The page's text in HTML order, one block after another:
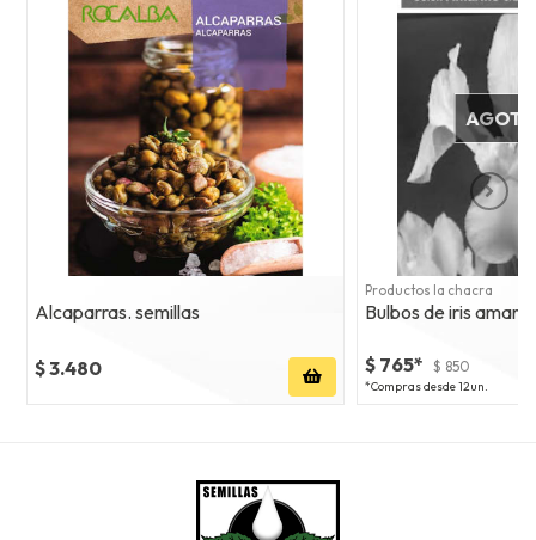
Alcaparras. semillas
$ 3.480
Productos la chacra
Bulbos de iris
$ 765* $ 850
*Compras desde 12un.